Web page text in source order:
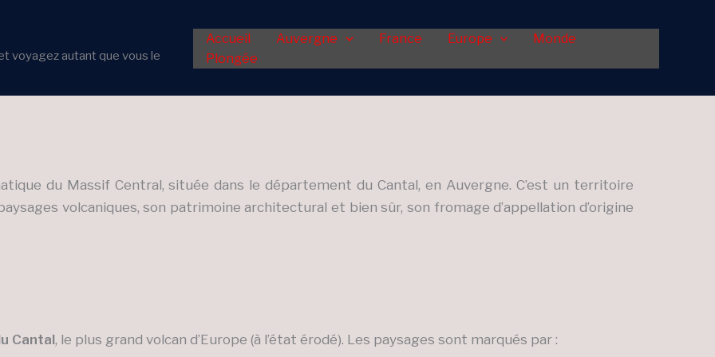
voyagez autant que vous le
Accueil Auvergne France Europe
Monde
Plongée
du Massif Central, située dans le département du Cantal, en Auvergne. C’est un territoire
volcaniques, son patrimoine architectural et bien sûr, son fromage d’appellation d’origine
Cantal, le plus grand volcan d’Europe (à l’état érodé). Les paysages sont marqués par :